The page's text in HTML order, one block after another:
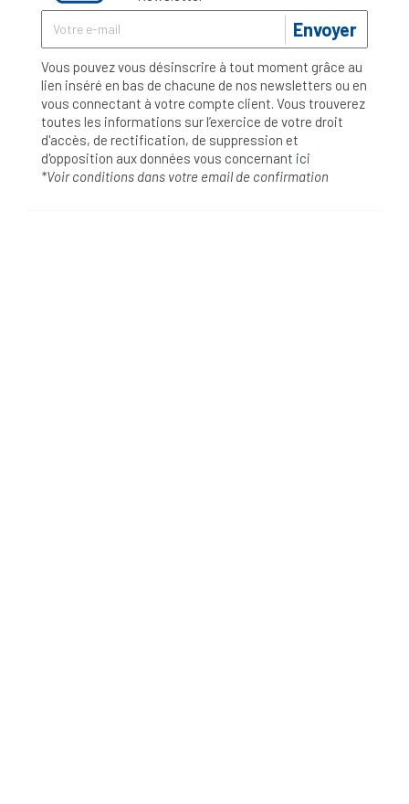
Envoyer
Vous pouvez vous désinscrire à tout moment grâce au
lien inséré en bas de chacune de nos newsletters ou en
vous connectant à votre compte client. Vous trouverez
toutes les informations sur l’exercice de votre droit
d'accès, de rectification, de suppression et
d'opposition aux données vous concernant ici
*Voir conditions dans votre email de confirmation